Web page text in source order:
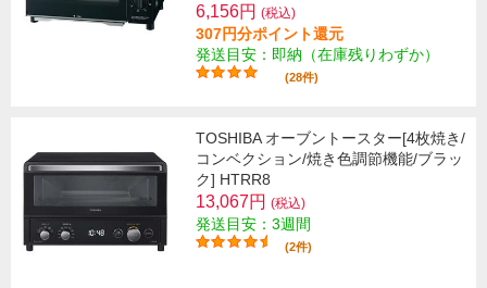
6,156円 (税込)
307円分ポイント還元
発送目安：即納（在庫残りわずか）
(28件)
TOSHIBA オーブントースター[4枚焼き/
コンベクション/焼き色調節機能/ブラッ
ク] HTRR8
13,067円 (税込)
発送目安：3週間
(2件)